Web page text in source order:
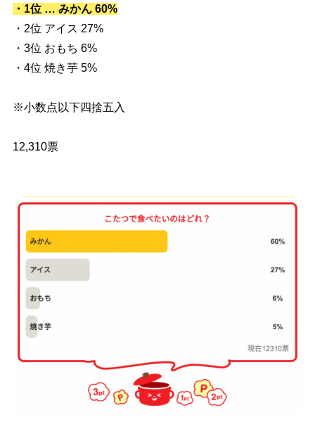
・1位 … みかん 60%
・2位 アイス 27%
・3位 おもち 6%
・4位 焼き芋 5%
※小数点以下四捨五入
12,310票